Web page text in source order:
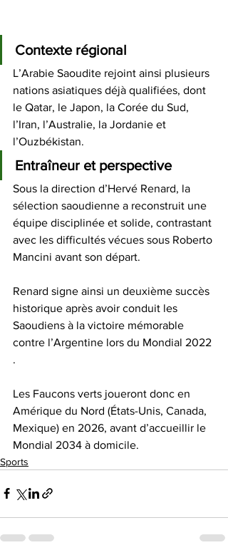
Contexte régional
L’Arabie Saoudite rejoint ainsi plusieurs
nations asiatiques déjà qualifiées, dont
le Qatar, le Japon, la Corée du Sud,
l’Iran, l’Australie, la Jordanie et
l’Ouzbékistan.
Entraîneur et perspective
Sous la direction d’Hervé Renard, la
sélection saoudienne a reconstruit une
équipe disciplinée et solide, contrastant
avec les difficultés vécues sous Roberto
Mancini avant son départ.
Renard signe ainsi un deuxième succès
historique après avoir conduit les
Saoudiens à la victoire mémorable
contre l’Argentine lors du Mondial 2022
.
Les Faucons verts joueront donc en
Amérique du Nord (États-Unis, Canada,
Mexique) en 2026, avant d’accueillir le
Mondial 2034 à domicile.
Sports